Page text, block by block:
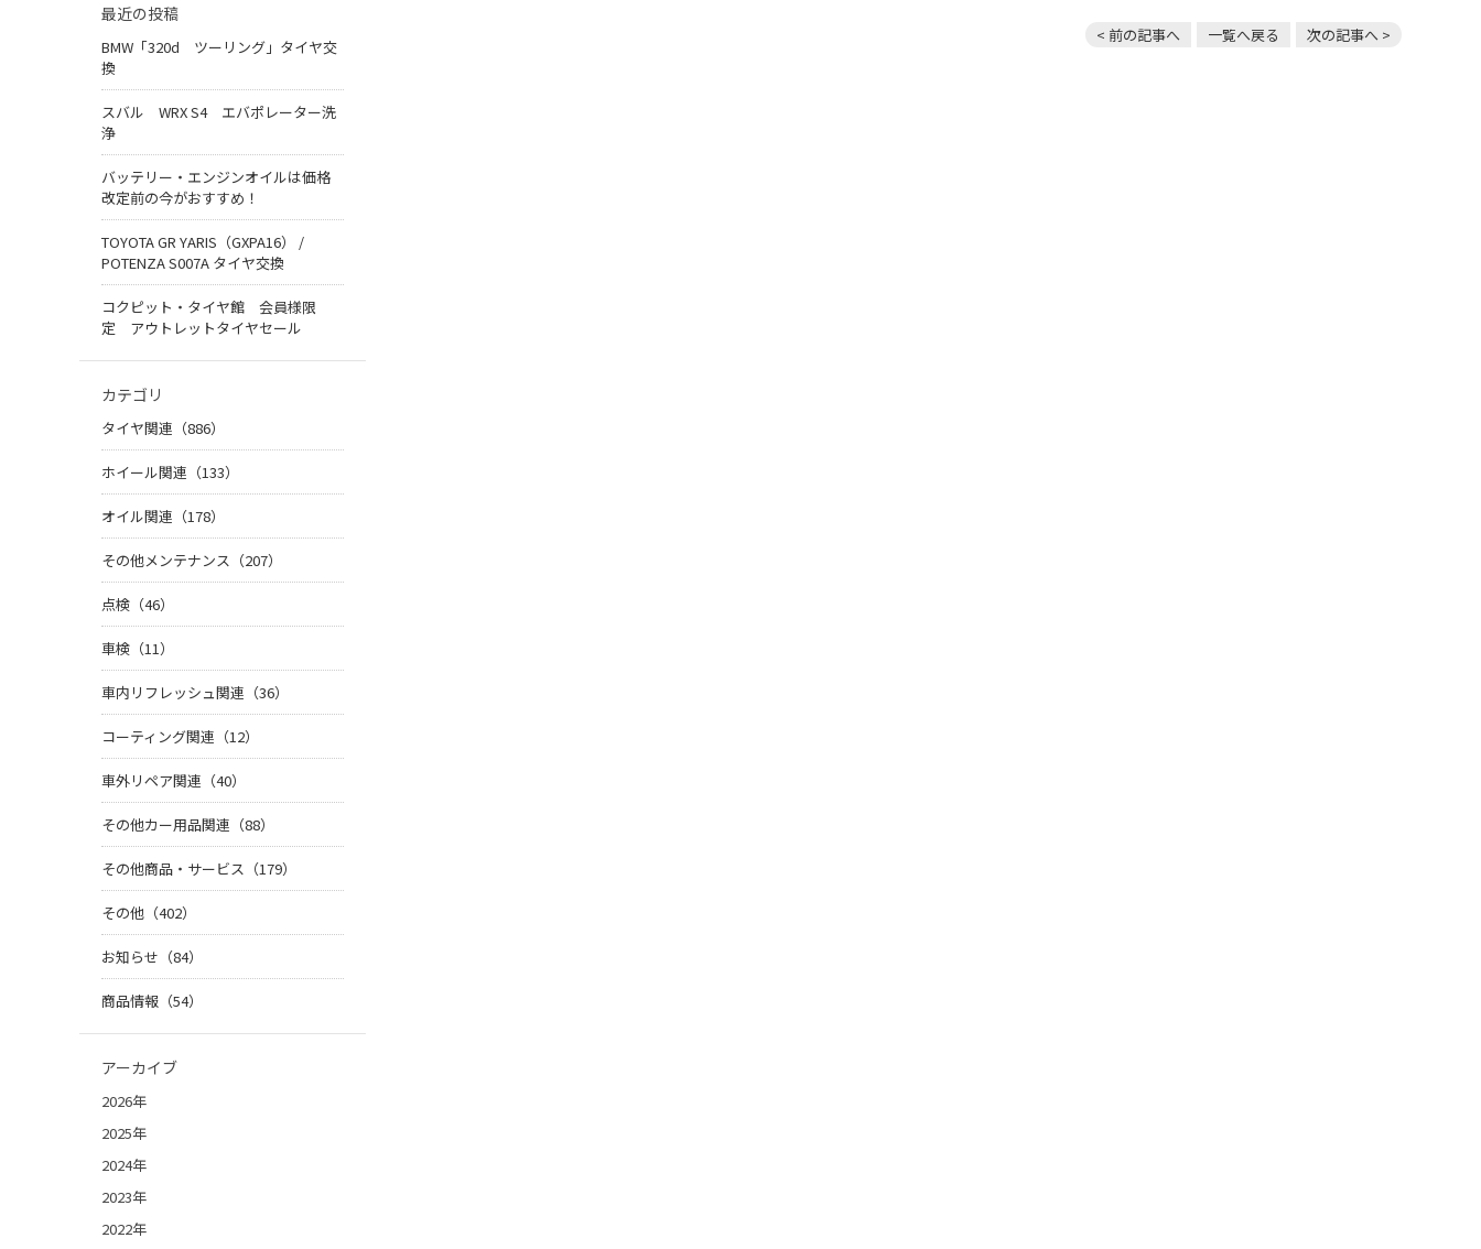
< 前の記事へ 一覧へ戻る 次の記事へ >
最近の投稿
BMW「320d ツーリング」タイヤ交
換
スバル WRX S4 エバポレーター洗
浄
バッテリー・エンジンオイルは価格
改定前の今がおすすめ！
TOYOTA GR YARIS（GXPA16） /
POTENZA S007A タイヤ交換
コクピット・タイヤ館 会員様限
定 アウトレットタイヤセール
カテゴリ
タイヤ関連（886）
ホイール関連（133）
オイル関連（178）
その他メンテナンス（207）
点検（46）
車検（11）
車内リフレッシュ関連（36）
コーティング関連（12）
車外リペア関連（40）
その他カー用品関連（88）
その他商品・サービス（179）
その他（402）
お知らせ（84）
商品情報（54）
アーカイブ
2026年
2025年
2024年
2023年
2022年